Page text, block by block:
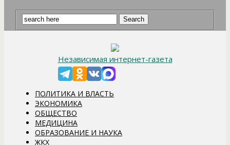
Независимая интернет-газета
ПОЛИТИКА И ВЛАСТЬ
ЭКОНОМИКА
ОБЩЕСТВО
МЕДИЦИНА
ОБРАЗОВАНИЕ И НАУКА
ЖКХ